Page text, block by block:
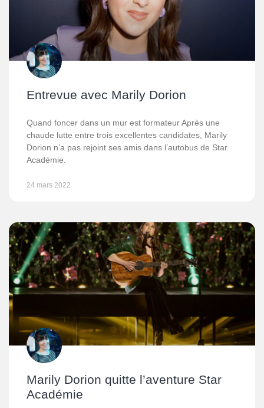
Entrevue avec Marily Dorion
Quand foncer dans un mur est formateur Après une
chaude lutte entre trois excellentes candidates, Marily
Dorion n’a pas rejoint ses amis dans l’autobus de Star
Académie.
24 mars 2022
Marily Dorion quitte l’aventure Star
Académie